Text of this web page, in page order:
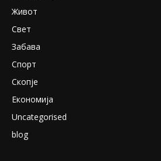
Живот
Свет
Забава
Спорт
Скопје
Економија
Uncategorised
blog